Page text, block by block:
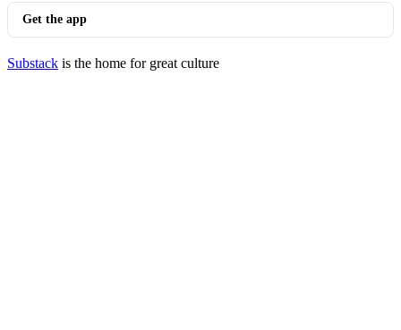
Get the app
Substack is the home for great culture